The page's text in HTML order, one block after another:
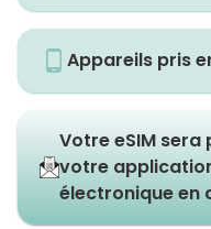
Appareils pris
Votre eSIM
votre
électronique en